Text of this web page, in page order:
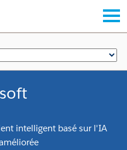
intelligent basé sur l'IA